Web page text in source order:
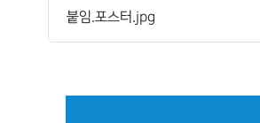
붙임.포스터.jpg